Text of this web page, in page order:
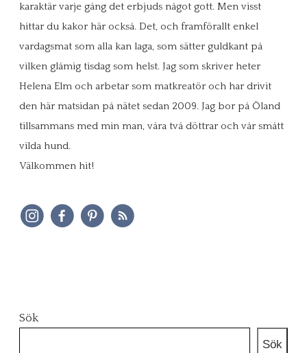
karaktär varje gång det erbjuds något gott. Men visst
hittar du kakor här också. Det, och framförallt enkel
vardagsmat som alla kan laga, som sätter guldkant på
vilken glåmig tisdag som helst. Jag som skriver heter
Helena Elm och arbetar som matkreatör och har drivit
den här matsidan på nätet sedan 2009. Jag bor på Öland
tillsammans med min man, våra två döttrar och vår smått
vilda hund.
Välkommen hit!
Sök
Sök